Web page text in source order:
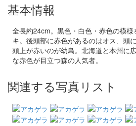
基本情報
全長約24cm。黒色・白色・赤色の模
キ。後頭部に赤色があるのはオス、頭
頭上が赤いのが幼鳥。北海道と本州に
な赤色が目立つ森の人気者。
関連する写真リスト